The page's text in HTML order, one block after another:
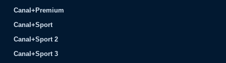
Canal+Premium
Canal+Sport
Canal+Sport 2
Canal+Sport 3